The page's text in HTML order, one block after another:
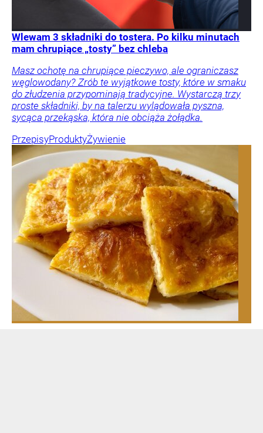
Wlewam 3 składniki do tostera. Po kilku minutach
mam chrupiące „tosty” bez chleba
Masz ochotę na chrupiące pieczywo, ale ograniczasz
węglowodany? Zrób te wyjątkowe tosty, które w smaku
do złudzenia przypominają tradycyjne. Wystarczą trzy
proste składniki, by na talerzu wylądowała pyszna,
sycąca przekąska, która nie obciąża żołądka.
PrzepisyProduktyŻywienie